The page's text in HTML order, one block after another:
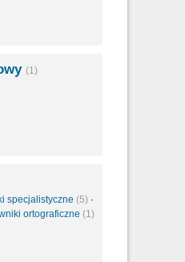
(1)
specjalistyczne (5) ·
ortograficzne (1)